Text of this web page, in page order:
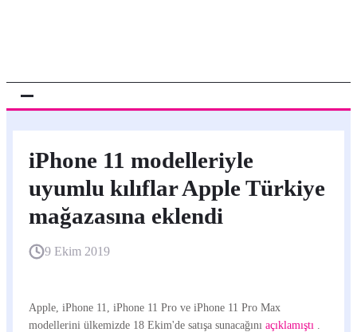
iPhone 11 modelleriyle
uyumlu kılıflar Apple Türkiye
mağazasına eklendi
9 Ekim 2019
Apple, iPhone 11, iPhone 11 Pro ve iPhone 11 Pro Max
modellerini ülkemizde 18 Ekim'de satışa sunacağını açıklamıştı